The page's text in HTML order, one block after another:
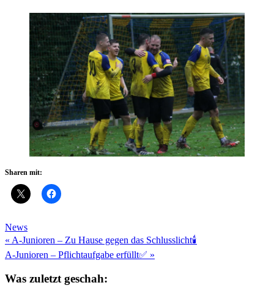
Sharen mit:
News
Beitragsnavigation
« A-Junioren – Zu Hause gegen das Schlusslicht🕯
A-Junioren – Pflichtaufgabe erfüllt✅️ »
Was zuletzt geschah: